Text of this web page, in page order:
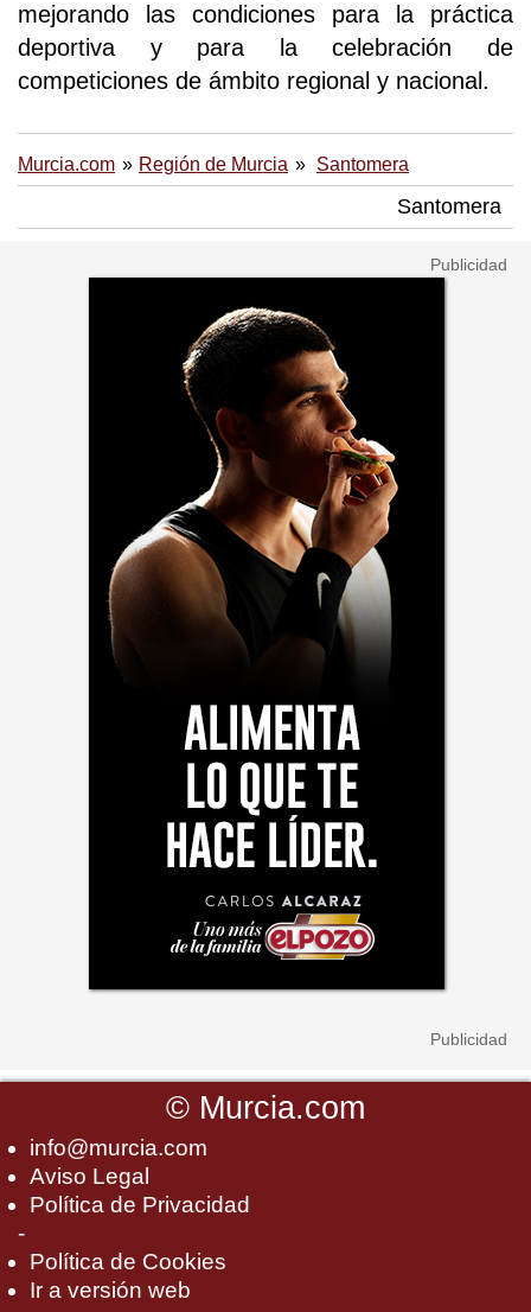
mejorando las condiciones para la práctica
deportiva y para la celebración de
competiciones de ámbito regional y nacional.
Murcia.com Región de Murcia Santomera
Santomera
© Murcia.com
info@murcia.com
Aviso Legal
Política de Privacidad
-
Política de Cookies
Ir a versión web